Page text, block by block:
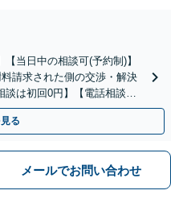
当日中の相談可(予約制)】
請求された側の交渉・解決
談は初回0円】【電話相談で
る
メールでお問い合わせ